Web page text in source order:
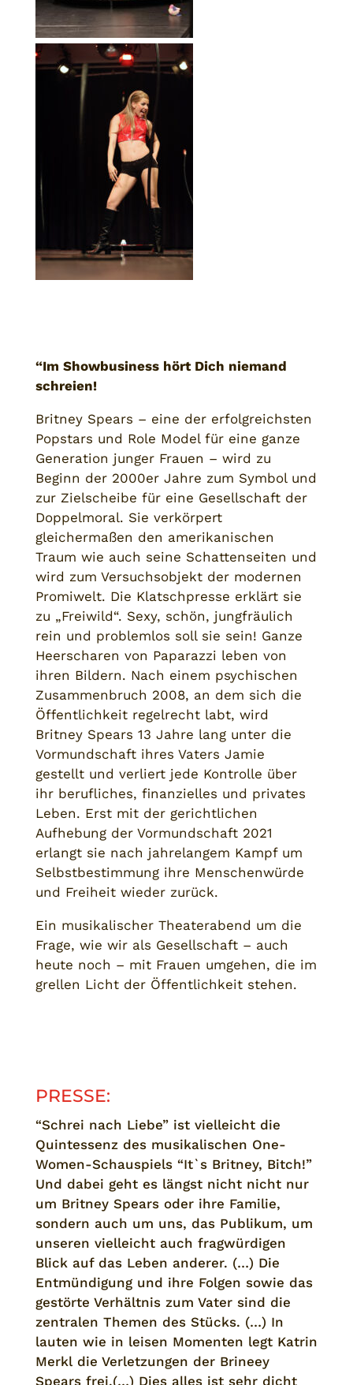
“Im Showbusiness hört Dich niemand
schreien!
Britney Spears – eine der erfolgreichsten
Popstars und Role Model für eine ganze
Generation junger Frauen – wird zu
Beginn der 2000er Jahre zum Symbol und
zur Zielscheibe für eine Gesellschaft der
Doppelmoral. Sie verkörpert
gleichermaßen den amerikanischen
Traum wie auch seine Schattenseiten und
wird zum Versuchsobjekt der modernen
Promiwelt. Die Klatschpresse erklärt sie
zu „Freiwild“. Sexy, schön, jungfräulich
rein und problemlos soll sie sein! Ganze
Heerscharen von Paparazzi leben von
ihren Bildern. Nach einem psychischen
Zusammenbruch 2008, an dem sich die
Öffentlichkeit regelrecht labt, wird
Britney Spears 13 Jahre lang unter die
Vormundschaft ihres Vaters Jamie
gestellt und verliert jede Kontrolle über
ihr berufliches, finanzielles und privates
Leben. Erst mit der gerichtlichen
Aufhebung der Vormundschaft 2021
erlangt sie nach jahrelangem Kampf um
Selbstbestimmung ihre Menschenwürde
und Freiheit wieder zurück.
Ein musikalischer Theaterabend um die
Frage, wie wir als Gesellschaft – auch
heute noch – mit Frauen umgehen, die im
grellen Licht der Öffentlichkeit stehen.
PRESSE:
“Schrei nach Liebe” ist vielleicht die
Quintessenz des musikalischen One-
Women-Schauspiels “It`s Britney, Bitch!”
Und dabei geht es längst nicht nicht nur
um Britney Spears oder ihre Familie,
sondern auch um uns, das Publikum, um
unseren vielleicht auch fragwürdigen
Blick auf das Leben anderer. (…) Die
Entmündigung und ihre Folgen sowie das
gestörte Verhältnis zum Vater sind die
zentralen Themen des Stücks. (…) In
lauten wie in leisen Momenten legt Katrin
Merkl die Verletzungen der Brineey
Spears frei.(…) Dies alles ist sehr dicht